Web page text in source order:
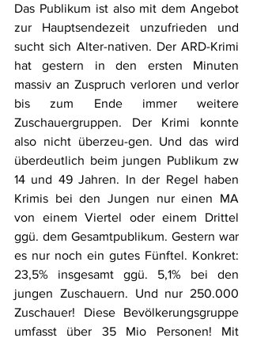
Das Publikum ist also mit dem Angebot
zur Hauptsendezeit unzufrieden und
sucht sich Alter-nativen. Der ARD-Krimi
hat gestern in den ersten Minuten
massiv an Zuspruch verloren und verlor
bis zum Ende immer weitere
Zuschauergruppen. Der Krimi konnte
also nicht überzeu-gen. Und das wird
überdeutlich beim jungen Publikum zw
14 und 49 Jahren. In der Regel haben
Krimis bei den Jungen nur einen MA
von einem Viertel oder einem Drittel
ggü. dem Gesamtpublikum. Gestern war
es nur noch ein gutes Fünftel. Konkret:
23,5% insgesamt ggü. 5,1% bei den
jungen Zuschauern. Und nur 250.000
Zuschauer! Diese Bevölkerungsgruppe
umfasst über 35 Mio Personen! Mit